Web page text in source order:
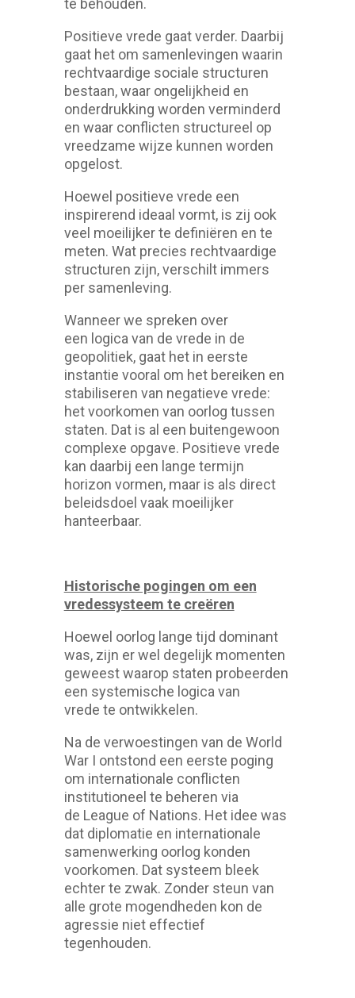
te behouden.
Positieve vrede gaat verder. Daarbij
gaat het om samenlevingen waarin
rechtvaardige sociale structuren
bestaan, waar ongelijkheid en
onderdrukking worden verminderd
en waar conflicten structureel op
vreedzame wijze kunnen worden
opgelost.
Hoewel positieve vrede een
inspirerend ideaal vormt, is zij ook
veel moeilijker te definiëren en te
meten. Wat precies rechtvaardige
structuren zijn, verschilt immers
per samenleving.
Wanneer we spreken over
een logica van de vrede in de
geopolitiek, gaat het in eerste
instantie vooral om het bereiken en
stabiliseren van negatieve vrede:
het voorkomen van oorlog tussen
staten. Dat is al een buitengewoon
complexe opgave. Positieve vrede
kan daarbij een lange termijn
horizon vormen, maar is als direct
beleidsdoel vaak moeilijker
hanteerbaar.
Historische pogingen om een
vredessysteem te creëren
Hoewel oorlog lange tijd dominant
was, zijn er wel degelijk momenten
geweest waarop staten probeerden
een systemische logica van
vrede te ontwikkelen.
Na de verwoestingen van de World
War I ontstond een eerste poging
om internationale conflicten
institutioneel te beheren via
de League of Nations. Het idee was
dat diplomatie en internationale
samenwerking oorlog konden
voorkomen. Dat systeem bleek
echter te zwak. Zonder steun van
alle grote mogendheden kon de
agressie niet effectief
tegenhouden.